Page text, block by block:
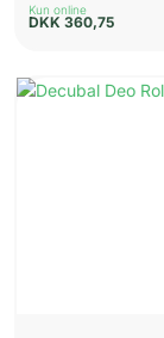
Kun online
DKK 360,75